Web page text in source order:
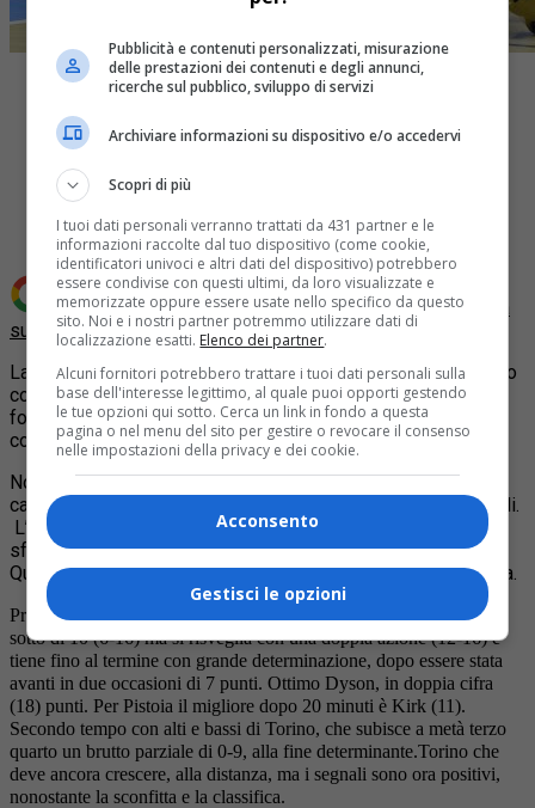
Share
Tweet
Aggiungi Quotidiano Piemontese come Fonte preferita
su Google
La Manital Torino arriva a un pelo dal raggiungere il successo
con la Giorgio Tesi Group Pistoia una delle squadre più in
forma del momento perdendo87-88all’overtime dopo aver
concluso i tempiregolamentari sull’ 82-82.
Non hanno portato fortuna alla Manital Torino l’esordio in
campionato di DJ White e Dyson e il rientro di Ebi e Rosselli.
L’ultimo canestro, di Blackshear, ha visto i sogni di Torino
sfumare dopo una partita intensa e a tratti ben giocata.
Qualche errore di troppo ha sempre rimesso in corsa Pistoia.
Primo tempo con brutta partenza della formazione di casa, che va
sotto di 10 (6-16) ma si risveglia con una doppia azione (12-16) e
tiene fino al termine con grande determinazione, dopo essere stata
avanti in due occasioni di 7 punti. Ottimo Dyson, in doppia cifra
(18) punti. Per Pistoia il migliore dopo 20 minuti è Kirk (11).
Secondo tempo con alti e bassi di Torino, che subisce a metà terzo
quarto un brutto parziale di 0-9, alla fine determinante.Torino che
deve ancora crescere, alla distanza, ma i segnali sono ora positivi,
nonostante la sconfitta e la classifica.
Pubblicità e contenuti personalizzati, misurazione
delle prestazioni dei contenuti e degli annunci,
ricerche sul pubblico, sviluppo di servizi
Archiviare informazioni su dispositivo e/o accedervi
Scopri di più
I tuoi dati personali verranno trattati da 431 partner e le
informazioni raccolte dal tuo dispositivo (come cookie,
identificatori univoci e altri dati del dispositivo) potrebbero
essere condivise con questi ultimi, da loro visualizzate e
memorizzate oppure essere usate nello specifico da questo
sito. Noi e i nostri partner potremmo utilizzare dati di
localizzazione esatti. Elenco dei partner.
Alcuni fornitori potrebbero trattare i tuoi dati personali sulla
base dell'interesse legittimo, al quale puoi opporti gestendo
le tue opzioni qui sotto. Cerca un link in fondo a questa
pagina o nel menu del sito per gestire o revocare il consenso
nelle impostazioni della privacy e dei cookie.
Acconsento
Gestisci le opzioni